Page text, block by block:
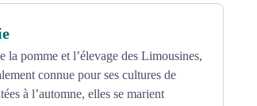
la pomme et l’élevage des Limousines,
connue pour ses cultures de
à l’automne, elles se marient